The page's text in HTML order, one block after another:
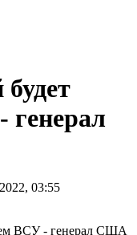
генерал
03:55